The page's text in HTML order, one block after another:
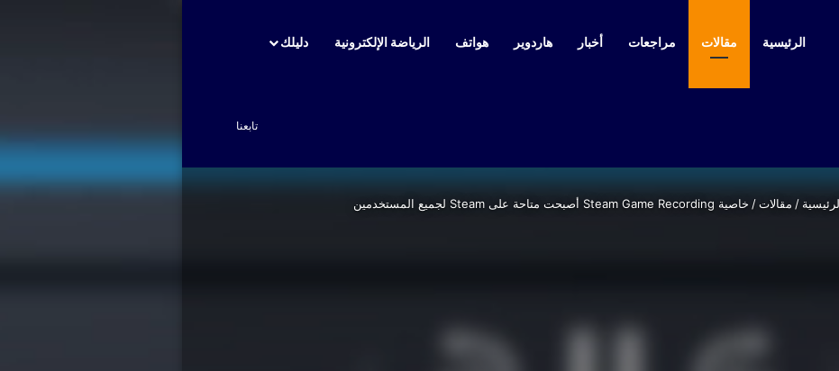
الرئيسية مقالات مراجعات أخبار هاردوير هواتف الرياضة الإلكترونية دليلك
تابعنا
/ مقالات / خاصية Steam Game Recording أصبحت متاحة على Steam لجميع المستخدمين